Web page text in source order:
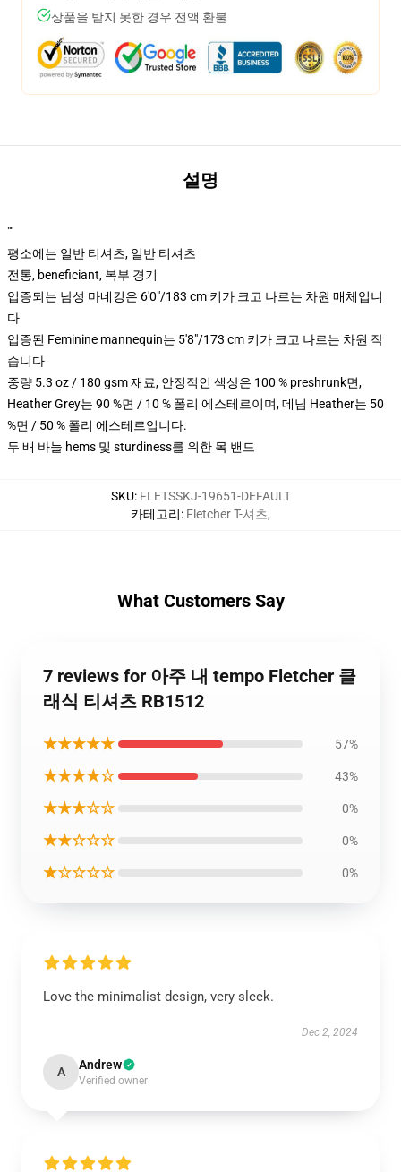
상품을 받지 못한 경우 전액 환불
설명
""
평소에는 일반 티셔츠, 일반 티셔츠
전통, beneficiant, 복부 경기
입증되는 남성 마네킹은 6'0"/183 cm 키가 크고 나르는 차원 매체입니
다
입증된 Feminine mannequin는 5'8"/173 cm 키가 크고 나르는 차원 작
습니다
중량 5.3 oz / 180 gsm 재료, 안정적인 색상은 100 % preshrunk면,
Heather Grey는 90 %면 / 10 % 폴리 에스테르이며, 데님 Heather는 50
%면 / 50 % 폴리 에스테르입니다.
두 배 바늘 hems 및 sturdiness를 위한 목 밴드
SKU: FLETSSKJ-19651-DEFAULT
카테고리: Fletcher T-셔츠,
What Customers Say
7 reviews for 아주 내 tempo Fletcher 클
래식 티셔츠 RB1512
★★★★★ 57%
★★★★☆ 43%
★★★☆☆ 0%
★★☆☆☆ 0%
★☆☆☆☆ 0%
Love the minimalist design, very sleek.
Dec 2, 2024
A Andrew
Verified owner